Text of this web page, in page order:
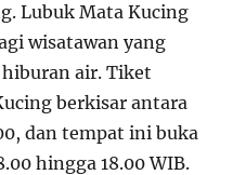
Lubuk Mata Kucing
wisatawan yang
air. Tiket
berkisar antara
dan tempat ini buka
hingga 18.00 WIB.